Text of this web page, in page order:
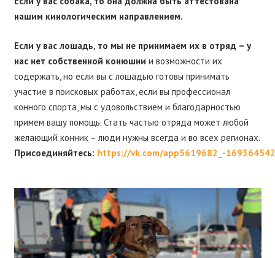
нашим кинологическим направлением.
Если у вас лошадь, то мы не принимаем их в отряд – у
нас нет собственной конюшни и возможности их
содержать, но если вы с лошадью готовы принимать
участие в поисковых работах, если вы профессионал
конного спорта, мы с удовольствием и благодарностью
примем вашу помощь. Стать частью отряда может любой
желающий конник – люди нужны всегда и во всех регионах.
Присоединяйтесь: https://vk.com/app5619682_-169364542